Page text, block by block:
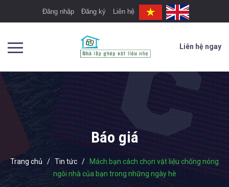
Đăng nhập Đăng ký Liên hệ
Liên hệ ngay
Báo giá
Trang chủ / Tin tức / Mách bạn cách chọn vật liệu chống nóng
ngôi nhà của bạn trong những ngày hè